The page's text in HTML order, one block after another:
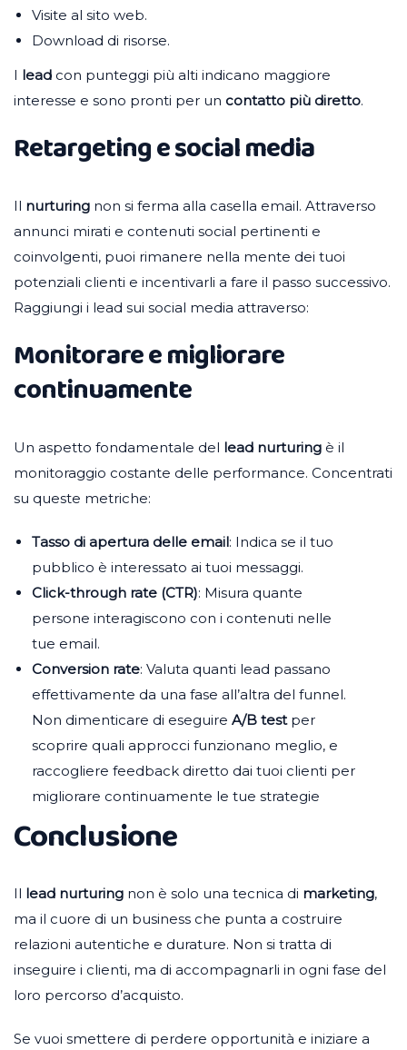
Visite al sito web.
Download di risorse.
I lead con punteggi più alti indicano maggiore
interesse e sono pronti per un contatto più diretto.
Retargeting e social media
Il nurturing non si ferma alla casella email. Attraverso
annunci mirati e contenuti social pertinenti e
coinvolgenti, puoi rimanere nella mente dei tuoi
potenziali clienti e incentivarli a fare il passo successivo.
Raggiungi i lead sui social media attraverso:
Monitorare e migliorare
continuamente
Un aspetto fondamentale del lead nurturing è il
monitoraggio costante delle performance. Concentrati
su queste metriche:
Tasso di apertura delle email: Indica se il tuo
pubblico è interessato ai tuoi messaggi.
Click-through rate (CTR): Misura quante
persone interagiscono con i contenuti nelle
tue email.
Conversion rate: Valuta quanti lead passano
effettivamente da una fase all’altra del funnel.
Non dimenticare di eseguire A/B testper
scoprire quali approcci funzionano meglio, e
raccogliere feedback diretto dai tuoi clienti per
migliorare continuamente le tue strategie
Conclusione
Il lead nurturing non è solo una tecnica di marketing,
ma il cuore di un business che punta a costruire
relazioni autentiche e durature. Non si tratta di
inseguire i clienti, ma di accompagnarli in ogni fase del
loro percorso d’acquisto.
Se vuoi smettere di perdere opportunità e iniziare a